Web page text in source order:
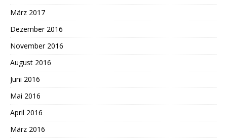
März 2017
Dezember 2016
November 2016
August 2016
Juni 2016
Mai 2016
April 2016
März 2016